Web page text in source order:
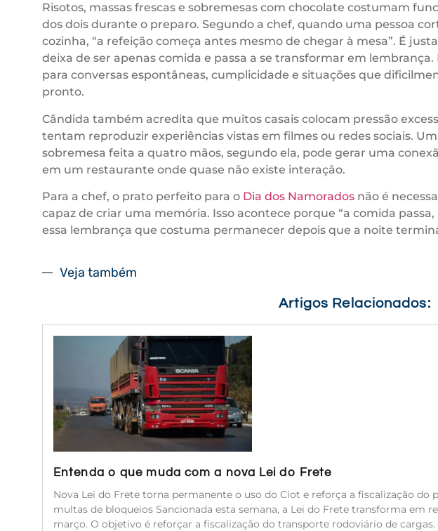
Risotos, massas frescas e sobremesas com chocolate costumam
dos dois durante o preparo. Segundo a chef, quando uma pessoa
cozinha, “a refeição começa antes mesmo de chegar à mesa”. É
deixa de ser apenas comida e passa a se transformar em
para conversas espontâneas, cumplicidade e situações que
pronto.
Cândida também acredita que muitos casais colocam pressão
tentam reproduzir experiências vistas em filmes ou redes sociais.
sobremesa feita a quatro mãos, segundo ela, pode gerar uma
em um restaurante onde quase não existe interação.
Para a chef, o prato perfeito para o Dia dos Namorados não é
capaz de criar uma memória. Isso acontece porque “a comida
essa lembrança que costuma permanecer depois que a noite
Veja também
Artigos Relacionados:
Entenda o que muda com a nova Lei do Frete
Nova Lei do Frete torna permanente o uso do Ciot e reforça a fiscalização
multas de bloqueios Sancionada esta semana, a Lei do Frete transforma em
março. O objetivo é reforçar a fiscalização do transporte rodoviário de